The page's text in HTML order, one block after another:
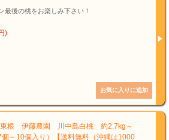
最後の桃をお楽しみ下さい！
)
根 伊藤農園 川中島白桃 約2.7kg～
～10個入り）【送料無料（沖縄は1000